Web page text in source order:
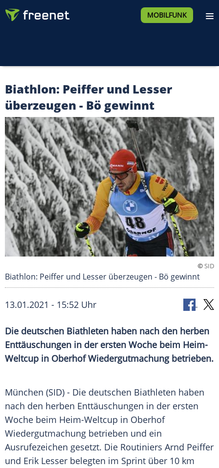
MOBILFUNK
Biathlon: Peiffer und Lesser
überzeugen - Bö gewinnt
©SID
Biathlon: Peiffer und Lesser überzeugen - Bö gewinnt
13.01.2021 - 15:52 Uhr
Die deutschen Biathleten haben nach den herben
Enttäuschungen in der ersten Woche beim Heim-
Weltcup in OberhofWiedergutmachungbetrieben.
München (SID) - Die deutschen Biathleten haben
nach den herben Enttäuschungen in der ersten
Woche beim Heim-Weltcup in Oberhof
Wiedergutmachung betrieben und ein
Ausrufezeichen gesetzt. Die Routiniers Arnd Peiffer
und Erik Lesser belegten im Sprint über 10 km